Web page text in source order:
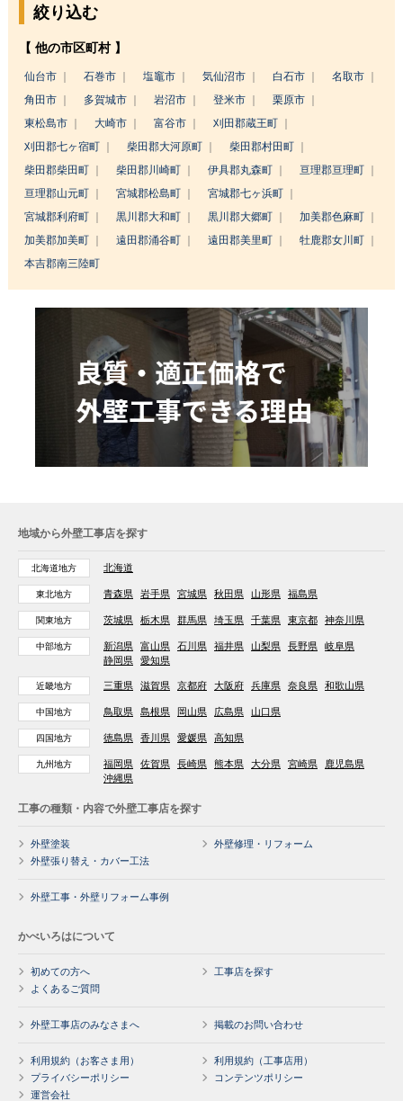
絞り込む
【 他の市区町村 】
仙台市 石巻市 塩竈市 気仙沼市 白石市
名取市
角田市
多賀城市 岩沼市 登米市
栗原市
東松島市
大崎市 富谷市
刈田郡蔵王町
刈田郡七ヶ宿町
柴田郡大河原町
柴田郡村田町
柴田郡柴田町
柴田郡川崎町 伊具郡丸森町
亘理郡亘理町
亘理郡山元町
宮城郡松島町
宮城郡七ヶ浜町
宮城郡利府町
黒川郡大和町 黒川郡大郷町
加美郡色麻町
加美郡加美町
遠田郡涌谷町 遠田郡美里町
牡鹿郡女川町
本吉郡南三陸町
地域から外壁工事店を探す
北海道地方 北海道
東北地方 青森県 岩手県 宮城県 秋田県 山形県 福島県
関東地方 茨城県 栃木県 群馬県 埼玉県 千葉県 東京都 神奈川県
中部地方 新潟県 富山県 石川県 福井県 山梨県 長野県
岐阜県
静岡県
愛知県
近畿地方 三重県 滋賀県 京都府 大阪府 兵庫県 奈良県 和歌山県
中国地方 鳥取県 島根県 岡山県 広島県 山口県
四国地方 徳島県 香川県 愛媛県 高知県
九州地方 福岡県 佐賀県 長崎県 熊本県 大分県 宮崎県
鹿児島県
沖縄県
工事の種類・内容で外壁工事店を探す
外壁塗装
外壁修理・リフォーム
外壁張り替え・カバー工法
外壁工事・外壁リフォーム事例
かべいろはについて
初めての方へ
工事店を探す
よくあるご質問
外壁工事店のみなさまへ 掲載のお問い合わせ
利用規約（お客さま用）
利用規約（工事店用）
プライバシーポリシー
コンテンツポリシー
運営会社